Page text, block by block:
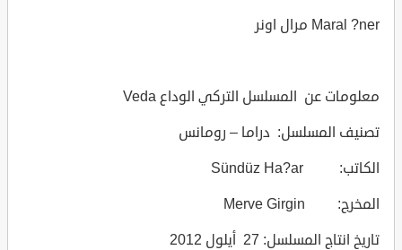
Maral ?ner مرال اونر
معلومات عن المسلسل التركي الوداع Veda
تصنيف المسلسل: دراما – رومانس
الكاتب: Sündüz Ha?ar
المخرج: Merve Girgin
تاريخ انتاج المسلسل: 27 أيلول 2012